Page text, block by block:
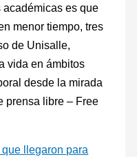
académicas es que
menor tiempo, tres
de Unisalle,
vida en ámbitos
desde la mirada
prensa libre – Free
llegaron para